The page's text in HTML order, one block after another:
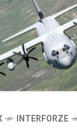
INTERFORZE